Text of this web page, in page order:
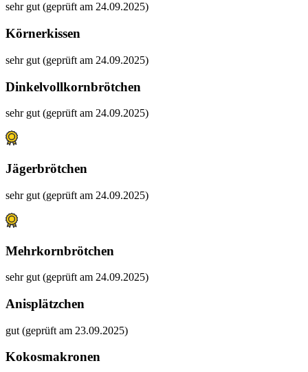
sehr gut (geprüft am 24.09.2025)
Körnerkissen
sehr gut (geprüft am 24.09.2025)
Dinkelvollkornbrötchen
sehr gut (geprüft am 24.09.2025)
Jägerbrötchen
sehr gut (geprüft am 24.09.2025)
Mehrkornbrötchen
sehr gut (geprüft am 24.09.2025)
Anisplätzchen
gut (geprüft am 23.09.2025)
Kokosmakronen